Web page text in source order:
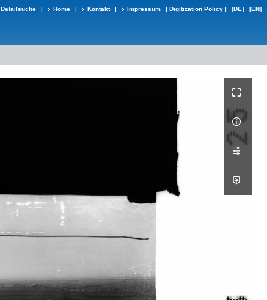
Detailsuche | Home | Kontakt | Impressum | Digitization Policy | [DE] [EN]